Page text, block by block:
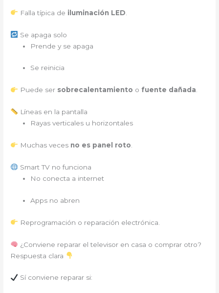
Falla típica de iluminación LED
Se apaga solo
Prende y se apaga
Se reinicia
Puede ser sobrecalentamiento o fuente dañada.
Líneas en la pantalla
Rayas verticales u horizontales
Muchas veces no es panel roto
Smart TV no funciona
No conecta a internet
Apps no abren
Reprogramación o reparación electrónica.
¿Conviene reparar el televisor en casa o comprar otro?
Respuesta clara
Sí conviene reparar si: